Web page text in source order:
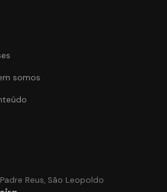
somos
Reus, São Leopoldo